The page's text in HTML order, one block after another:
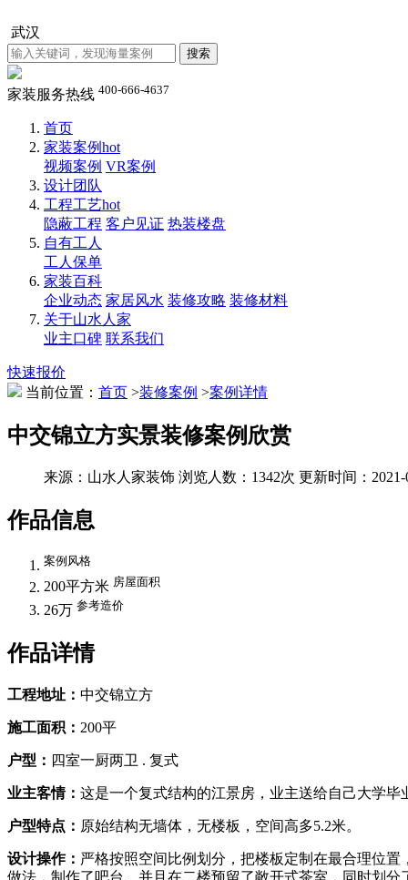
武汉
家装服务热线 400-666-4637
首页
家装案例hot
视频案例 VR案例
设计团队
工程工艺hot
隐蔽工程 客户见证 热装楼盘
自有工人
工人保单
家装百科
企业动态 家居风水 装修攻略 装修材料
关于山水人家
业主口碑 联系我们
快速报价
当前位置： 首页 >装修案例 >案例详情
中交锦立方实景装修案例欣赏
来源：山水人家装饰 浏览人数：1342次 更新时间：2021-
作品信息
案例风格
200平方米 房屋面积
26万 参考造价
作品详情
工程地址： 中交锦立方
施工面积： 200平
户型： 四室一厨两卫 . 复式
业主客情： 这是一个复式结构的江景房，业主送给自己大学
户型特点： 原始结构无墙体，无楼板，空间高多5.2米。
设计操作： 严格按照空间比例划分，把楼板定制在最合理位置
做法，制作了吧台。并且在二楼预留了敞开式茶室，同时划分